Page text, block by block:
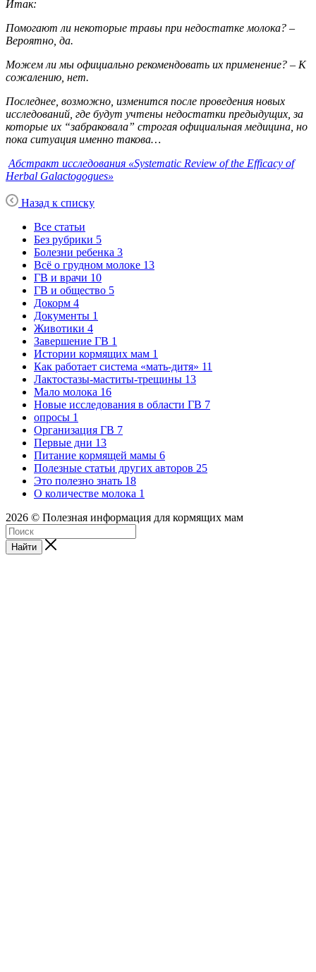
Итак:
Помогают ли некоторые травы при недостатке молока? –
Вероятно, да.
Можем ли мы официально рекомендовать их применение? – К
сожалению, нет.
Последнее, возможно, изменится после проведения новых
исследований, где будут учтены недостатки предыдущих, за
которые их “забраковала” строгая официальная медицина, но
пока ситуация именно такова…
Абстракт исследования «Systematic Review of the Efficacy of
Herbal Galactogogues»
Назад к списку
Все статьи
Без рубрики 5
Болезни ребенка 3
Всё о грудном молоке 13
ГВ и врачи 10
ГВ и общество 5
Докорм 4
Документы 1
Животики 4
Завершение ГВ 1
Истории кормящих мам 1
Как работает система «мать-дитя» 11
Лактостазы-маститы-трещины 13
Мало молока 16
Новые исследования в области ГВ 7
опросы 1
Организация ГВ 7
Первые дни 13
Питание кормящей мамы 6
Полезные статьи других авторов 25
Это полезно знать 18
О количестве молока 1
2026 © Полезная информация для кормящих мам
Найти